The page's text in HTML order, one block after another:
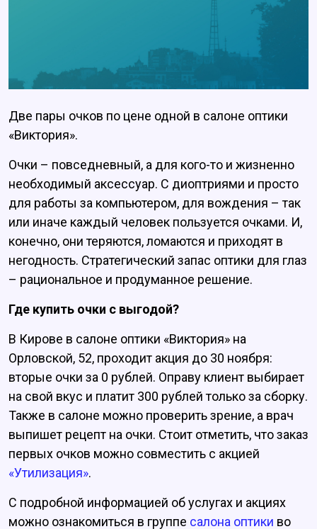
Две пары очков по цене одной в салоне оптики
«Виктория».
Очки – повседневный, а для кого-то и жизненно
необходимый аксессуар. С диоптриями и просто
для работы за компьютером, для вождения – так
или иначе каждый человек пользуется очками. И,
конечно, они теряются, ломаются и приходят в
негодность. Стратегический запас оптики для глаз
– рациональное и продуманное решение.
Где купить очки с выгодой?
В Кирове в салоне оптики «Виктория» на
Орловской, 52, проходит акция до 30 ноября:
вторые очки за 0 рублей. Оправу клиент выбирает
на свой вкус и платит 300 рублей только за сборку.
Также в салоне можно проверить зрение, а врач
выпишет рецепт на очки. Стоит отметить, что заказ
первых очков можно совместить с акцией
«Утилизация».
С подробной информацией об услугах и акциях
можно ознакомиться в группе салона оптики во